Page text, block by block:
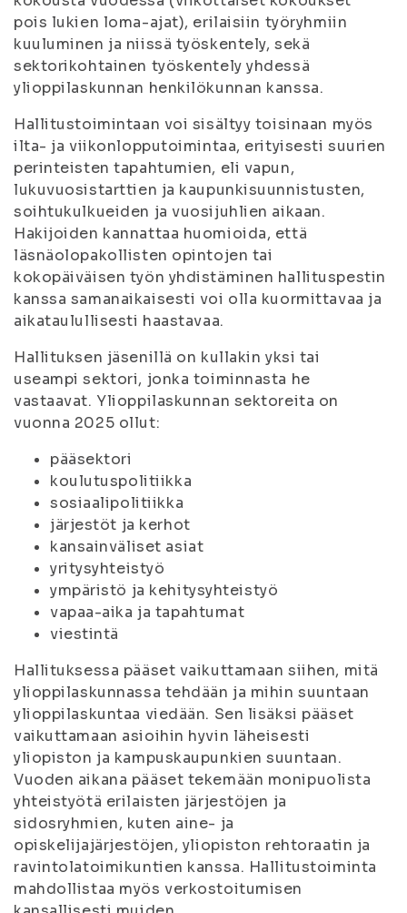
pois lukien loma-ajat), erilaisiin työryhmiin
kuuluminen ja niissä työskentely, sekä
sektorikohtainen työskentely yhdessä
ylioppilaskunnan henkilökunnan kanssa.
Hallitustoimintaan voi sisältyy toisinaan myös
ilta- ja viikonlopputoimintaa, erityisesti suurien
perinteisten tapahtumien, eli vapun,
lukuvuosistarttien ja kaupunkisuunnistusten,
soihtukulkueiden ja vuosijuhlien aikaan.
Hakijoiden kannattaa huomioida, että
läsnäolopakollisten opintojen tai
kokopäiväisen työn yhdistäminen hallituspestin
kanssa samanaikaisesti voi olla kuormittavaa ja
aikataulullisesti haastavaa.
Hallituksen jäsenillä on kullakin yksi tai
useampi sektori, jonka toiminnasta he
vastaavat. Ylioppilaskunnan sektoreita on
vuonna 2025 ollut:
pääsektori
koulutuspolitiikka
sosiaalipolitiikka
järjestöt ja kerhot
kansainväliset asiat
yritysyhteistyö
ympäristö ja kehitysyhteistyö
vapaa-aika ja tapahtumat
viestintä
Hallituksessa pääset vaikuttamaan siihen, mitä
ylioppilaskunnassa tehdään ja mihin suuntaan
ylioppilaskuntaa viedään. Sen lisäksi pääset
vaikuttamaan asioihin hyvin läheisesti
yliopiston ja kampuskaupunkien suuntaan.
Vuoden aikana pääset tekemään monipuolista
yhteistyötä erilaisten järjestöjen ja
sidosryhmien, kuten aine- ja
opiskelijajärjestöjen, yliopiston rehtoraatin ja
ravintolatoimikuntien kanssa. Hallitustoiminta
mahdollistaa myös verkostoitumisen